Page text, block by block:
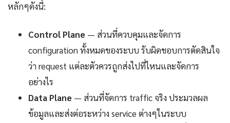
หลักๆดังนี้:
Control Plane — ส่วนที่ควบคุมและจัดการ
configuration ทั้งหมดของระบบ รับผิดชอบการตัดสินใจ
ว่า request แต่ละตัวควรถูกส่งไปที่ไหนและจัดการ
อย่างไร
Data Plane — ส่วนที่จัดการ traffic จริง ประมวลผล
ข้อมูลและส่งต่อระหว่าง service ต่างๆในระบบ